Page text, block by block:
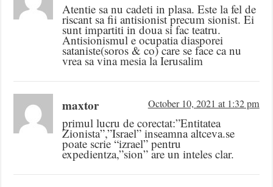
Atentie sa nu cadeti in plasa. Este la fel de
riscant sa fii antisionist precum sionist. Ei
sunt impartiti in doua si fac teatru.
Antisionismul e ocupatia diasporei
sataniste(soros & co) care se face ca nu
vrea sa vina mesia la Ierusalim
maxtor October 10, 2021 at 1:32 pm
primul lucru de corectat:”Entitatea
Zionista”,”Israel” inseamna altceva.se
poate scrie “izrael” pentru
expedientza,”sion” are un inteles clar.